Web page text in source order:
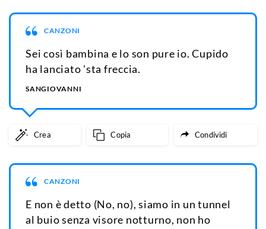
CANZONI
Sei così bambina e lo son pure io. Cupido
ha lanciato 'sta freccia.
SANGIOVANNI
Crea Copia Condividi
CANZONI
E non è detto (No, no), siamo in un tunnel
al buio senza visore notturno, non ho